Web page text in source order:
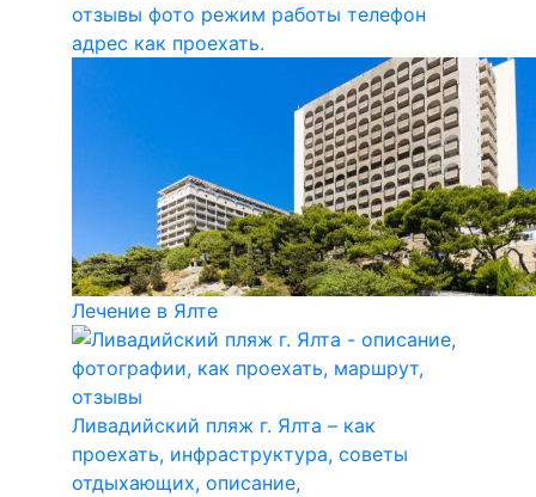
отзывы фото режим работы телефон
адрес как проехать.
Лечение в Ялте
Ливадийский пляж г. Ялта – как
проехать, инфраструктура, советы
отдыхающих, описание,